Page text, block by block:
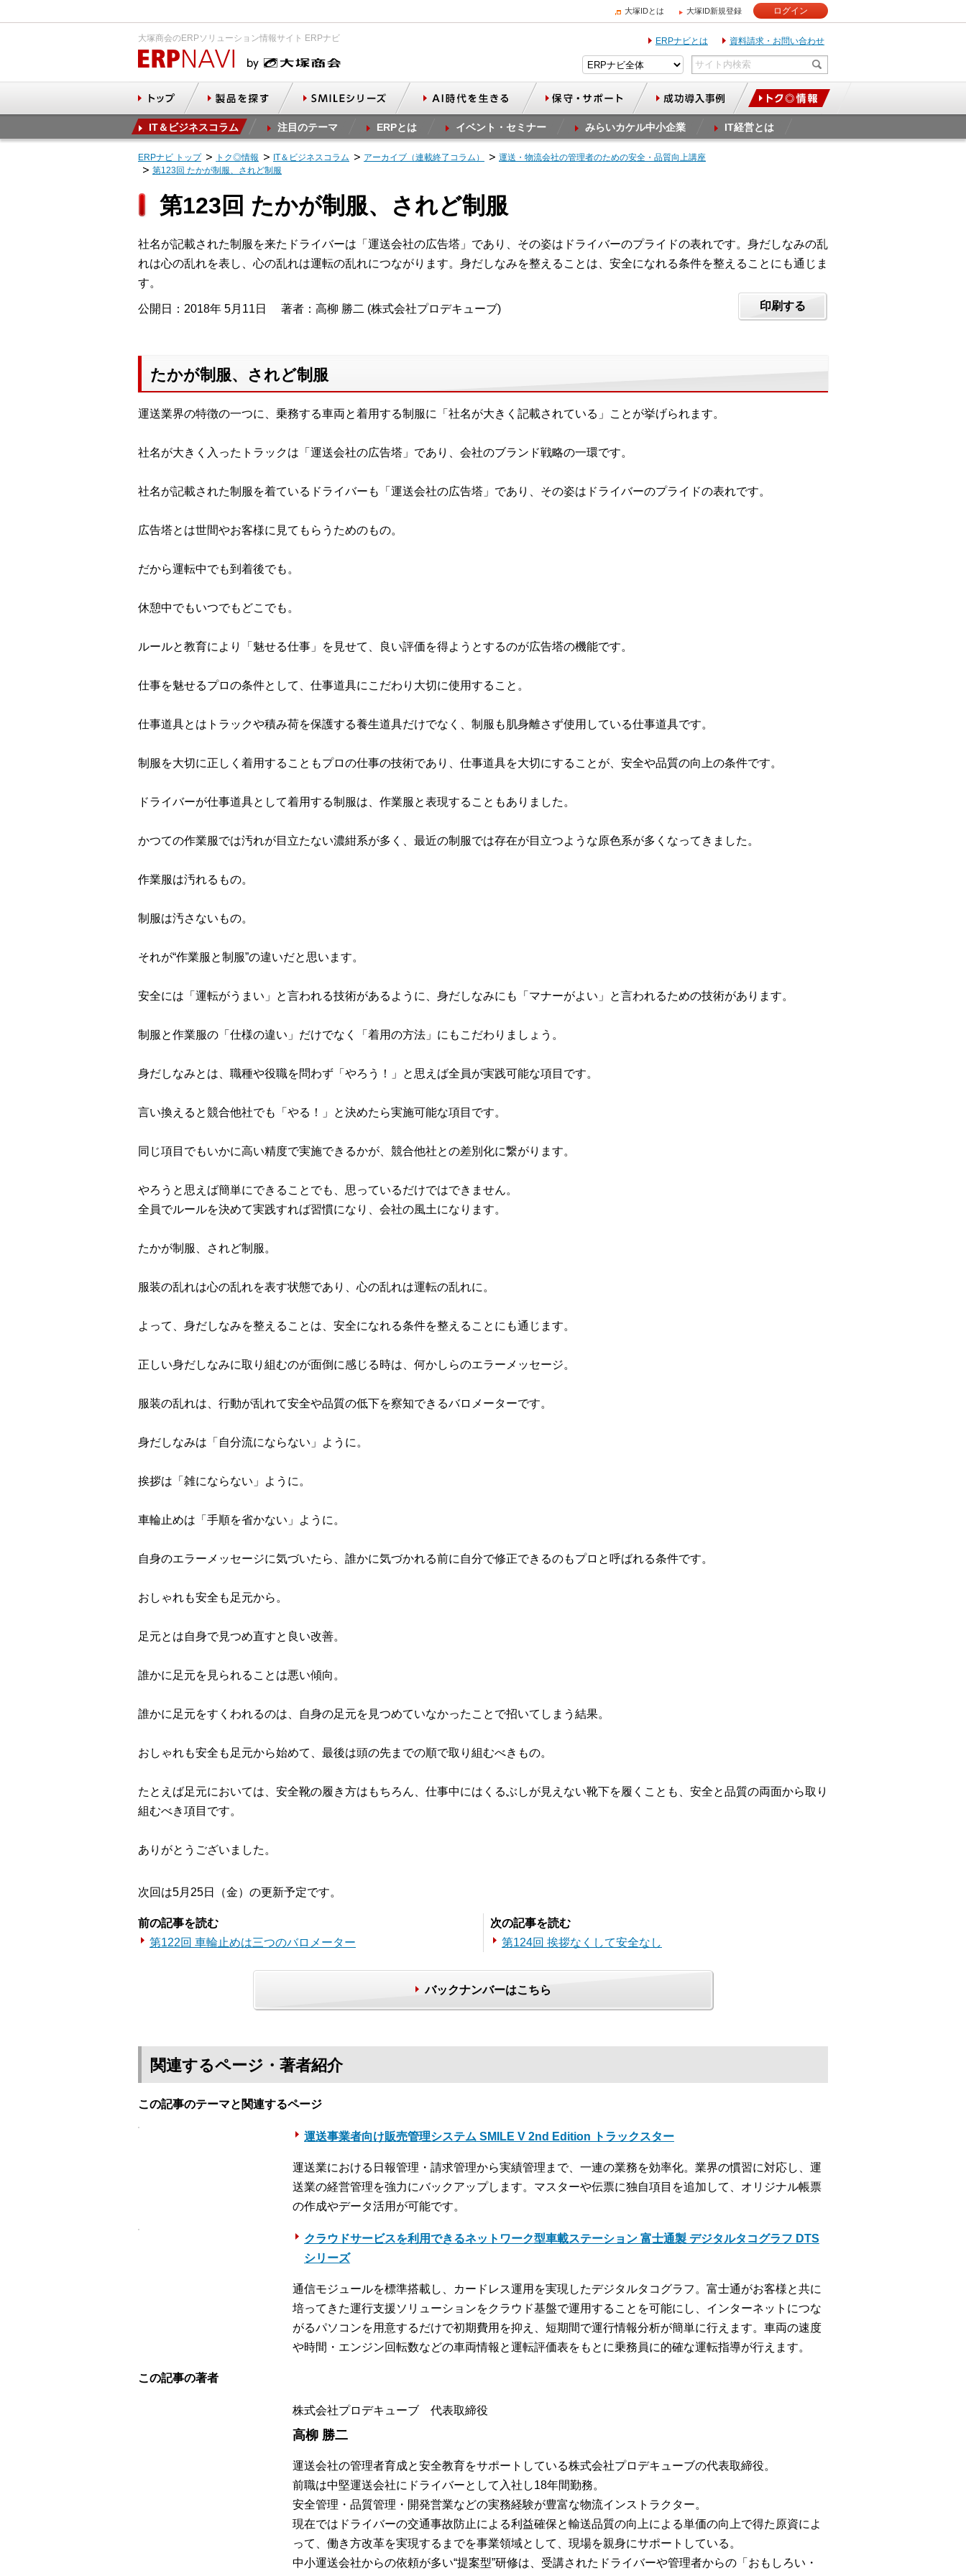
大塚IDとは 大塚ID新規登録 ログイン
大塚商会のERPソリューション情報サイト ERPナビ ERPナビとは 資料請求・お問い合わせ
IT＆ビジネスコラム 注目のテーマ ERPとは イベント・セミナー みらいカケル中小企業 IT経営とは
ERPナビ トップ トク◎情報 IT＆ビジネスコラム アーカイブ（連載終了コラム）
運送・物流会社の管理者のための安全・品質向上講座
第123回 たかが制服、されど制服
第123回 たかが制服、されど制服
社名が記載された制服を来たドライバーは「運送会社の広告塔」であり、その姿はドライバーのプライドの表れです。身だしなみの乱
れは心の乱れを表し、心の乱れは運転の乱れにつながります。身だしなみを整えることは、安全になれる条件を整えることにも通じま
す。
公開日：2018年 5月11日 著者：高柳 勝二 (株式会社プロデキューブ) 印刷する
たかが制服、されど制服
運送業界の特徴の一つに、乗務する車両と着用する制服に「社名が大きく記載されている」ことが挙げられます。
社名が大きく入ったトラックは「運送会社の広告塔」であり、会社のブランド戦略の一環です。
社名が記載された制服を着ているドライバーも「運送会社の広告塔」であり、その姿はドライバーのプライドの表れです。
広告塔とは世間やお客様に見てもらうためのもの。
だから運転中でも到着後でも。
休憩中でもいつでもどこでも。
ルールと教育により「魅せる仕事」を見せて、良い評価を得ようとするのが広告塔の機能です。
仕事を魅せるプロの条件として、仕事道具にこだわり大切に使用すること。
仕事道具とはトラックや積み荷を保護する養生道具だけでなく、制服も肌身離さず使用している仕事道具です。
制服を大切に正しく着用することもプロの仕事の技術であり、仕事道具を大切にすることが、安全や品質の向上の条件です。
ドライバーが仕事道具として着用する制服は、作業服と表現することもありました。
かつての作業服では汚れが目立たない濃紺系が多く、最近の制服では存在が目立つような原色系が多くなってきました。
作業服は汚れるもの。
制服は汚さないもの。
それが“作業服と制服”の違いだと思います。
安全には「運転がうまい」と言われる技術があるように、身だしなみにも「マナーがよい」と言われるための技術があります。
制服と作業服の「仕様の違い」だけでなく「着用の方法」にもこだわりましょう。
身だしなみとは、職種や役職を問わず「やろう！」と思えば全員が実践可能な項目です。
言い換えると競合他社でも「やる！」と決めたら実施可能な項目です。
同じ項目でもいかに高い精度で実施できるかが、競合他社との差別化に繋がります。
やろうと思えば簡単にできることでも、思っているだけではできません。
全員でルールを決めて実践すれば習慣になり、会社の風土になります。
たかが制服、されど制服。
服装の乱れは心の乱れを表す状態であり、心の乱れは運転の乱れに。
よって、身だしなみを整えることは、安全になれる条件を整えることにも通じます。
正しい身だしなみに取り組むのが面倒に感じる時は、何かしらのエラーメッセージ。
服装の乱れは、行動が乱れて安全や品質の低下を察知できるバロメーターです。
身だしなみは「自分流にならない」ように。
挨拶は「雑にならない」ように。
車輪止めは「手順を省かない」ように。
自身のエラーメッセージに気づいたら、誰かに気づかれる前に自分で修正できるのもプロと呼ばれる条件です。
おしゃれも安全も足元から。
足元とは自身で見つめ直すと良い改善。
誰かに足元を見られることは悪い傾向。
誰かに足元をすくわれるのは、自身の足元を見つめていなかったことで招いてしまう結果。
おしゃれも安全も足元から始めて、最後は頭の先までの順で取り組むべきもの。
たとえば足元においては、安全靴の履き方はもちろん、仕事中にはくるぶしが見えない靴下を履くことも、安全と品質の両面から取り
組むべき項目です。
ありがとうございました。
次回は5月25日（金）の更新予定です。
前の記事を読む
第122回 車輪止めは三つのバロメーター
次の記事を読む
第124回 挨拶なくして安全なし
バックナンバーはこちら
関連するページ・著者紹介
この記事のテーマと関連するページ
運送事業者向け販売管理システム SMILE V 2nd Edition トラックスター
運送業における日報管理・請求管理から実績管理まで、一連の業務を効率化。業界の慣習に対応し、運
送業の経営管理を強力にバックアップします。マスターや伝票に独自項目を追加して、オリジナル帳票
の作成やデータ活用が可能です。
クラウドサービスを利用できるネットワーク型車載ステーション 富士通製 デジタルタコグラフ DTS
シリーズ
通信モジュールを標準搭載し、カードレス運用を実現したデジタルタコグラフ。富士通がお客様と共に
培ってきた運行支援ソリューションをクラウド基盤で運用することを可能にし、インターネットにつな
がるパソコンを用意するだけで初期費用を抑え、短期間で運行情報分析が簡単に行えます。車両の速度
や時間・エンジン回転数などの車両情報と運転評価表をもとに乗務員に的確な運転指導が行えます。
この記事の著者
株式会社プロデキューブ 代表取締役
高柳 勝二
運送会社の管理者育成と安全教育をサポートしている株式会社プロデキューブの代表取締役。
前職は中堅運送会社にドライバーとして入社し18年間勤務。
安全管理・品質管理・開発営業などの実務経験が豊富な物流インストラクター。
現在ではドライバーの交通事故防止による利益確保と輸送品質の向上による単価の向上で得た原資によ
って、働き方改革を実現するまでを事業領域として、現場を親身にサポートしている。
中小運送会社からの依頼が多い“提案型”研修は、受講されたドライバーや管理者からの「おもしろい・